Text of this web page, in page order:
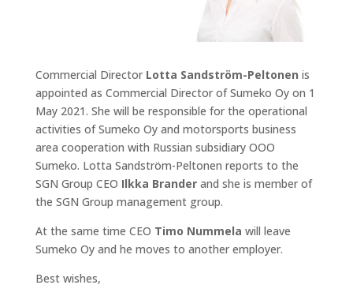
Commercial Director Lotta Sandström-Peltonen is
appointed as Commercial Director of Sumeko Oy on 1
May 2021. She will be responsible for the operational
activities of Sumeko Oy and motorsports business
area cooperation with Russian subsidiary OOO
Sumeko. Lotta Sandström-Peltonen reports to the
SGN Group CEO Ilkka Brander and she is member of
the SGN Group management group.
At the same time CEO Timo Nummela will leave
Sumeko Oy and he moves to another employer.
Best wishes,